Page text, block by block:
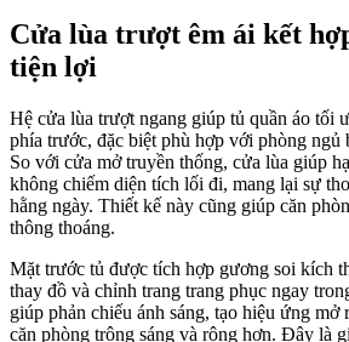
Cửa lùa trượt êm ái kết
tiện lợi
Hệ cửa lùa trượt ngang giúp tủ quần áo tối
phía trước, đặc biệt phù hợp với phòng ngủ
So với cửa mở truyền thống, cửa lùa giúp
không chiếm diện tích lối đi, mang lại sự
hằng ngày. Thiết kế này cũng giúp căn
thông thoáng.
Mặt trước tủ được tích hợp gương soi kích
thay đồ và chỉnh trang trang phục ngay
giúp phản chiếu ánh sáng, tạo hiệu ứng
căn phòng trông sáng và rộng hơn. Đây là